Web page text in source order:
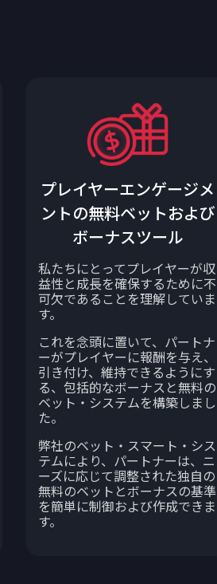
プレイヤーエンゲージメ
ントの無料ベットおよび
ボーナスツール
私たちにとってプレイヤーが収
益性と成長を確保するために不
可欠であることを理解していま
す。
これを念頭に置いて、パートナ
ーがプレイヤーに報酬を与え、
引き付け、維持できるようにす
る、包括的なボーナスと無料の
ベット・システムを構築しまし
た。
弊社のベット・スマート・シス
テムにより、パートナーは、ニ
ーズに応じて調整された独自の
無料のベットとボーナスの基準
を簡単に制御および作成できま
す。